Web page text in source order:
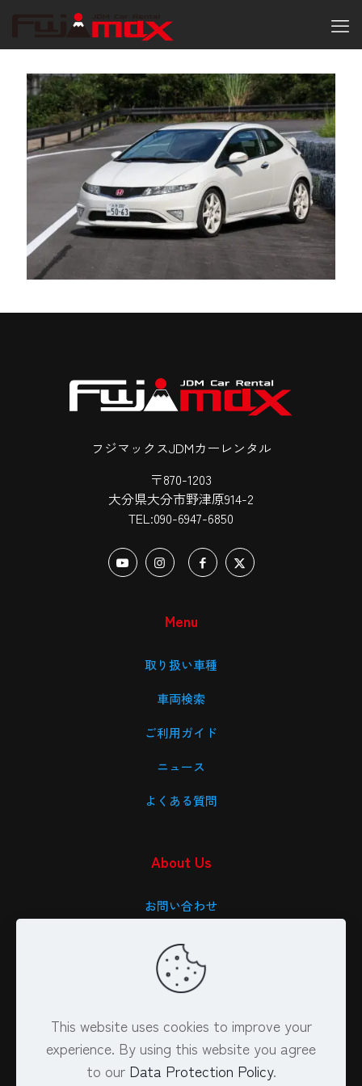
フジマックスJDMカーレンタル
〒870-1203
大分県大分市野津原914-2
TEL:090-6947-6850
Menu
取り扱い車種
車両検索
ご利用ガイド
ニュース
よくある質問
About Us
お問い合わせ
特定商取引法に基づく表記
This website uses cookies to improve your
experience. By using this website you agree
to our Data Protection Policy.